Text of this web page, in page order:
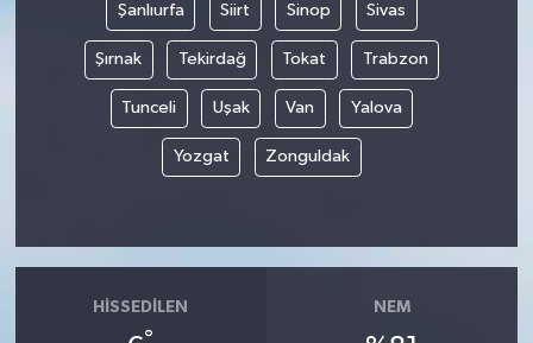
Şanlıurfa Siirt Sinop Sivas
Şırnak Tekirdağ Tokat Trabzon
Tunceli Uşak Van Yalova
Yozgat Zonguldak
HISSEDILEN NEM